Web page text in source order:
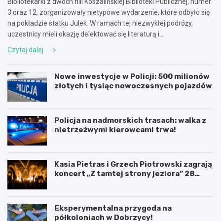
3 oraz 12, zorganizowały nietypowe wydarzenie, które odbyło się
na pokładzie statku Julek. W ramach tej niezwykłej podróży,
uczestnicy mieli okazję delektować się literaturą i…
Czytaj dalej
Nowe inwestycje w Policji: 500 milionów
złotych i tysiąc nowoczesnych pojazdów
Policja na nadmorskich trasach: walka z
nietrzeźwymi kierowcami trwa!
Kasia Pietras i Grzech Piotrowski zagrają
koncert „Z tamtej strony jeziora” 28
Eksperymentalna przygoda na
półkoloniach w Dobrzycy!